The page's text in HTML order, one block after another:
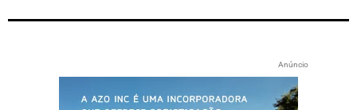
Anúncio